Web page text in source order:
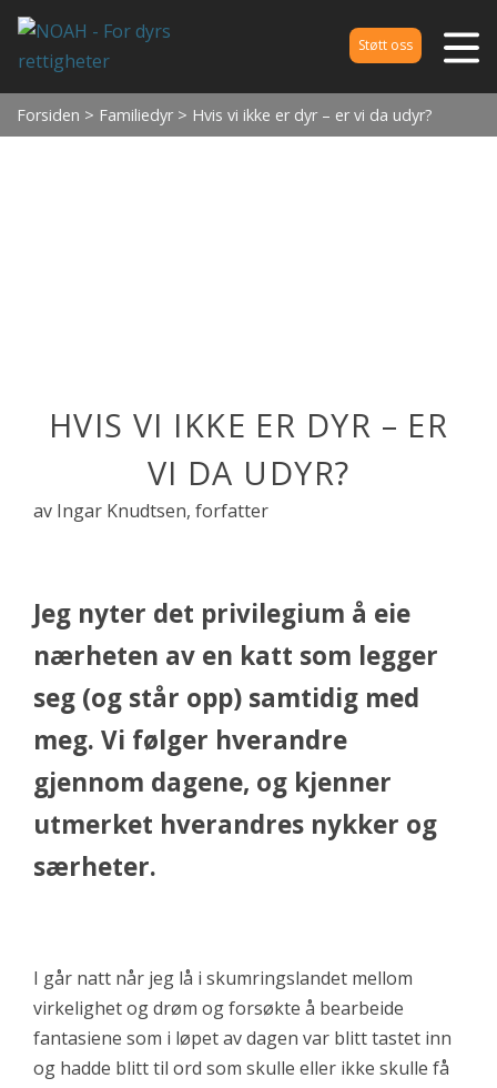
Støtt oss
Forsiden > Familiedyr > Hvis vi ikke er dyr – er vi da udyr?
HVIS VI IKKE ER DYR – ER
VI DA UDYR?
av Ingar Knudtsen, forfatter
Jeg nyter det privilegium å eie
nærheten av en katt som legger
seg (og står opp) samtidig med
meg. Vi følger hverandre
gjennom dagene, og kjenner
utmerket hverandres nykker og
særheter.
I går natt når jeg lå i skumringslandet mellom
virkelighet og drøm og forsøkte å bearbeide
fantasiene som i løpet av dagen var blitt tastet inn
og hadde blitt til ord som skulle eller ikke skulle få